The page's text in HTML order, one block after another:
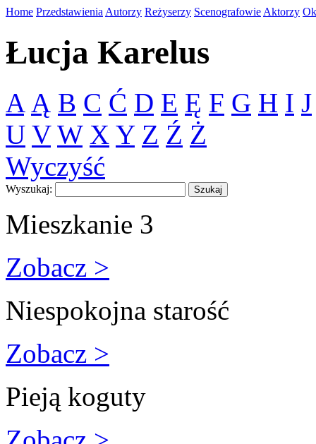
Home Przedstawienia Autorzy Reżyserzy Scenografowie Aktorzy
Łucja Karelus
A Ą B C Ć D E Ę F G H I J
U V W X Y Z Ź Ż
Wyczyść
Wyszukaj:
Mieszkanie 3
Zobacz >
Niespokojna starość
Zobacz >
Pieją koguty